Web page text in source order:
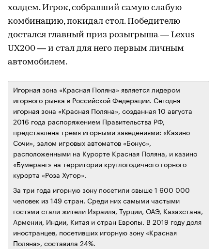
холдем. Игрок, собравший самую слабую
комбинацию, покидал стол. Победителю
достался главный приз розыгрыша — Lexus
UX200 — и стал для него первым личным
автомобилем.
Игорная зона «Красная Поляна» является лидером
игорного рынка в Российской Федерации. Сегодня
игорная зона «Красная Поляна», созданная 10 августа
2016 года распоряжением Правительства РФ,
представлена тремя игорными заведениями: «Казино
Сочи», залом игровых автоматов «Бонус»,
расположенными на Курорте Красная Поляна, и казино
«Бумеранг» на территории круглогодичного горного
курорта «Роза Хутор».
За три года игорную зону посетили свыше 1 600 000
человек из 149 стран. Среди них самыми частыми
гостями стали жители Израиля, Турции, ОАЭ, Казахстана,
Армении, Индии, Китая и стран Европы. В 2019 году доля
иностранцев, посетивших игорную зону «Красная
Поляна», составила 24%.